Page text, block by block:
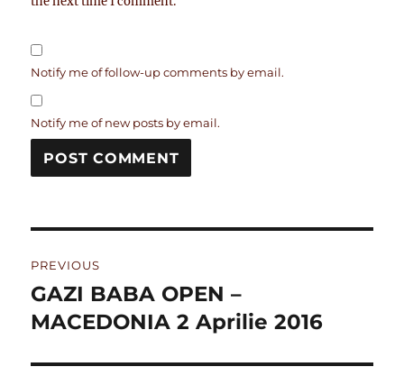
Notify me of follow-up comments by email.
Notify me of new posts by email.
navigation
PREVIOUS
Previous
post:
GAZI BABA OPEN –
MACEDONIA 2 Aprilie 2016